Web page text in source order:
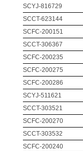
SCYJ-816729
SCCT-623144
SCFC-200151
SCCT-306367
SCFC-200235
SCFC-200275
SCFC-200286
SCYJ-511621
SCCT-303521
SCFC-200270
SCCT-303532
SCFC-200240